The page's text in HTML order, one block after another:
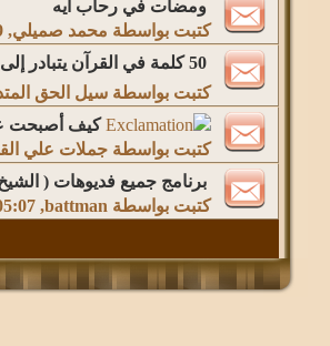
ومضات في رحاب آيه
كتبت بواسطة محمد صميلي‏, 2016-02-15 08:19 PM
50 كلمة في القرآن يتبادر إلى ذهن العامة معنى لها غير صحيح
كتبت بواسطة سيل الحق
كيف أصبحت
كتبت بواسطة جملات علي
برنامج جميع فديوهات (
كتبت بواسطة battman
‏, 2015-03-09 05:07 PM